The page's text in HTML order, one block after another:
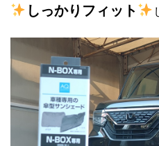
しっかりフィット